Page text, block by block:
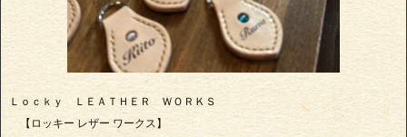
Ｌｏｃｋｙ ＬＥＡＴＨＥＲ ＷＯＲＫＳ
【ロッキー レザー ワークス】